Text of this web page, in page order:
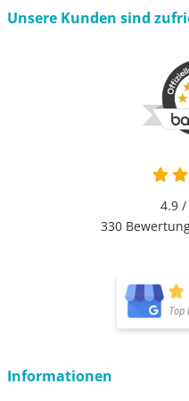
Unsere Kunden sind
4.9 /
330
Informationen